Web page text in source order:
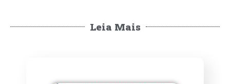
Leia Mais